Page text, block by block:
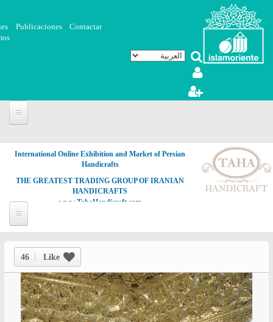
تجاوز إلى المحتوى الرئيسي
Contactar
Publicaciones
International Online Exhibition and Market of Persian
Handicrafts
THE GREATEST TRADING GROUP OF IRANIAN
HANDICRAFTS
www.TahaHandicraft.com
46 Like